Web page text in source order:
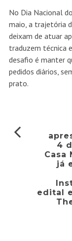
No Dia Nacional
maio, a trajetória
deixam de atuar
traduzem técnica
desafio é manter
pedidos diários,
prato.
4
Casa
já
edital